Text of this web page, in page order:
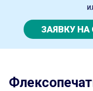
ЗАЯВКУ